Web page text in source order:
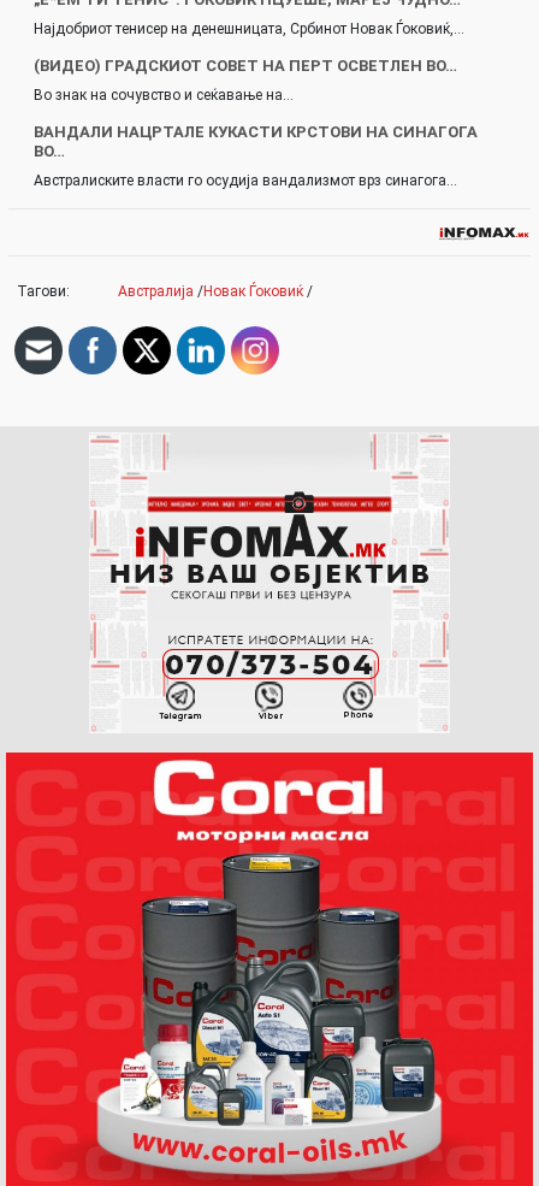
Најдобриот тенисер на денешницата, Србинот Новак Ѓоковиќ,…
(ВИДЕО) ГРАДСКИОТ СОВЕТ НА ПЕРТ ОСВЕТЛЕН ВО…
Во знак на сочувство и сеќавање на…
ВАНДАЛИ НАЦРТАЛЕ КУКАСТИ КРСТОВИ НА СИНАГОГА
ВО…
Австралиските власти го осудија вандализмот врз синагога…
Тагови: Австралија /Новак Ѓоковиќ /